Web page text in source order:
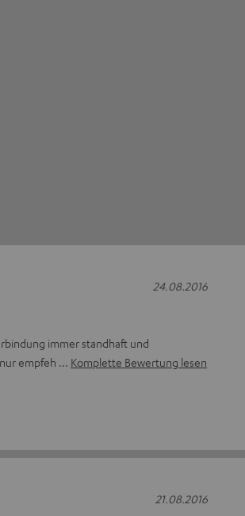
immer standhaft und
empfeh
Komplette Bewertung lesen
24.08.2016
21.08.2016